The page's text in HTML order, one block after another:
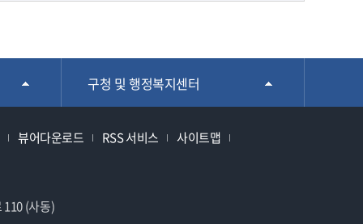
구청 및 행정복지센터
뷰어다운로드 RSS 서비스 사이트맵
110 (사동)